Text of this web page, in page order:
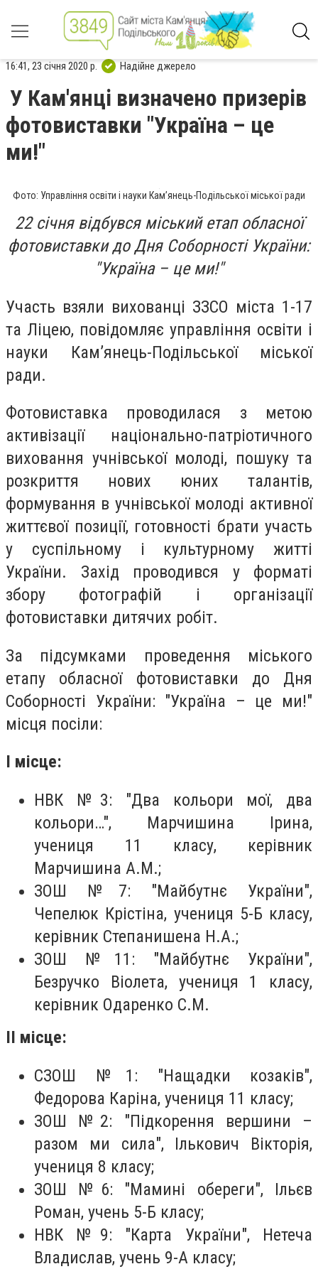
16:41, 23 січня 2020 р. Надійне джерело
У Кам'янці визначено призерів
фотовиставки "Україна – це
ми!"
Фото: Управління освіти і науки Кам’янець-Подільської міської ради
22 січня відбувся міський етап обласної
фотовиставки до Дня Соборності України:
"Україна – це ми!"
Участь взяли вихованці ЗЗСО міста 1-17
та Ліцею, повідомляє управління освіти і
науки Кам’янець-Подільської міської
ради.
Фотовиставка проводилася з метою
активізації національно-патріотичного
виховання учнівської молоді, пошуку та
розкриття нових юних талантів,
формування в учнівської молоді активної
життєвої позиції, готовності брати участь
у суспільному і культурному житті
України. Захід проводився у форматі
збору фотографій і організації
фотовиставки дитячих робіт.
За підсумками проведення міського
етапу обласної фотовиставки до Дня
Соборності України: "Україна – це ми!"
місця посіли:
І місце:
НВК №3: "Два кольори мої, два
кольори…", Марчишина Ірина,
учениця 11 класу, керівник
Марчишина А.М.;
ЗОШ №7: "Майбутнє України",
Чепелюк Крістіна, учениця 5-Б класу,
керівник Степанишена Н.А.;
ЗОШ №11: "Майбутнє України",
Безручко Віолета, учениця 1 класу,
керівник Одаренко С.М.
ІІ місце:
СЗОШ №1: "Нащадки козаків",
Федорова Каріна, учениця 11 класу;
ЗОШ №2: "Підкорення вершини –
разом ми сила", Ількович Вікторія,
учениця 8 класу;
ЗОШ №6: "Мамині обереги", Ільєв
Роман, учень 5-Б класу;
НВК №9: "Карта України", Нетеча
Владислав, учень 9-А класу;